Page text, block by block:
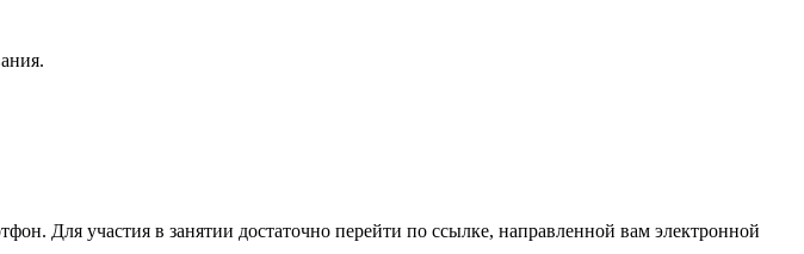
Для участия в занятии достаточно перейти по ссылке, направленной вам электронной